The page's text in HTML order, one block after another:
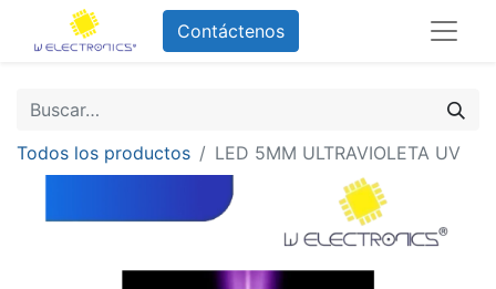
Contáctenos
Todos los productos LED 5MM ULTRAVIOLETA UV